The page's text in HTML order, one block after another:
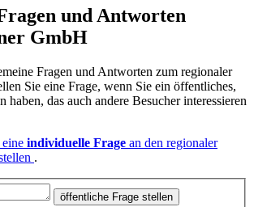
und Antworten
GmbH
Fragen und Antworten zum regionaler
Sie eine Frage, wenn Sie ein öffentliches,
haben, das auch andere Besucher interessieren
individuelle Frage an den regionaler
.
öffentliche Frage stellen